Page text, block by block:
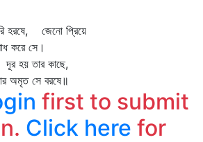
হরষে, জেনো প্রিয়ে
করে সে।
তার কাছে,
সে বরষে॥
first to submit
Click here for